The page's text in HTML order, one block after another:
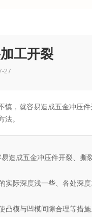
工开裂
27
，就容易造成五金冲压
。
造成五金冲压件开裂、撕
际深度浅一些、各处深
模与凹模间隙合理等措施